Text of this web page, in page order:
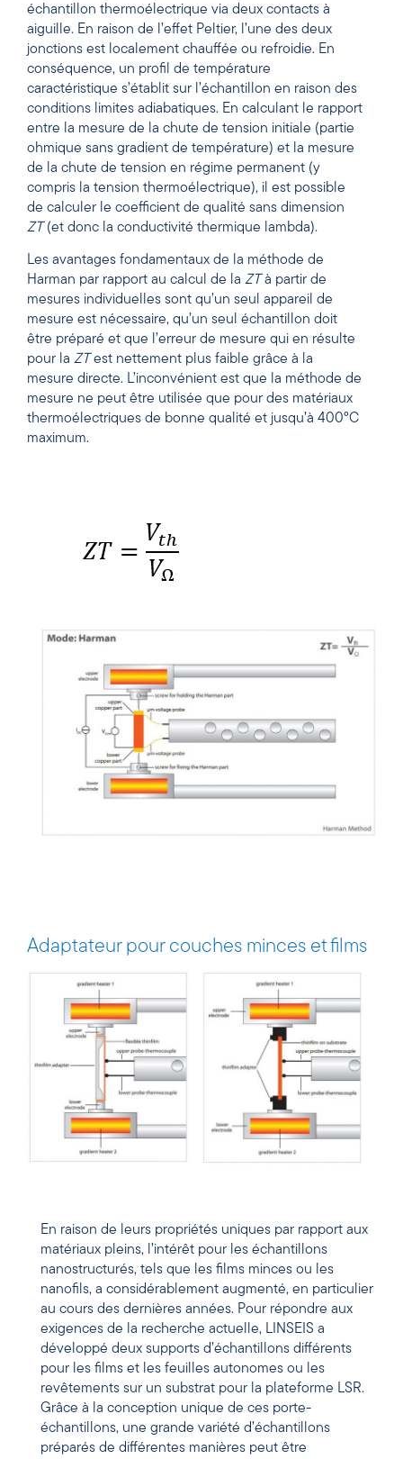
échantillon thermoélectrique via deux contacts à
aiguille. En raison de l’effet Peltier, l’une des deux
jonctions est localement chauffée ou refroidie. En
conséquence, un profil de température
caractéristique s’établit sur l’échantillon en raison des
conditions limites adiabatiques. En calculant le rapport
entre la mesure de la chute de tension initiale (partie
ohmique sans gradient de température) et la mesure
de la chute de tension en régime permanent (y
compris la tension thermoélectrique), il est possible
de calculer le coefficient de qualité sans dimension
ZT(et donc la conductivité thermique lambda).
Les avantages fondamentaux de la méthode de
Harman par rapport au calcul de la ZT à partir de
mesures individuelles sont qu’un seul appareil de
mesure est nécessaire, qu’un seul échantillon doit
être préparé et que l’erreur de mesure qui en résulte
pour la ZT est nettement plus faible grâce à la
mesure directe. L’inconvénient est que la méthode de
mesure ne peut être utilisée que pour des matériaux
thermoélectriques de bonne qualité et jusqu’à 400°C
maximum.
Adaptateur pour couches minces et films
En raison de leurs propriétés uniques par rapport aux
matériaux pleins, l’intérêt pour les échantillons
nanostructurés, tels que les films minces ou les
nanofils, a considérablement augmenté, en particulier
au cours des dernières années. Pour répondre aux
exigences de la recherche actuelle, LINSEIS a
développé deux supports d’échantillons différents
pour les films et les feuilles autonomes ou les
revêtements sur un substrat pour la plateforme LSR.
Grâce à la conception unique de ces porte-
échantillons, une grande variété d’échantillons
préparés de différentes manières peut être